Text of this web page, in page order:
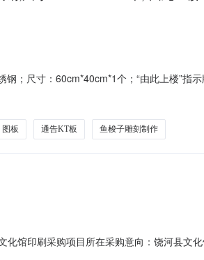
；尺寸：60cm*40cm*1个；“由此上楼”指
Kt板40cm*30cm*3个；道具打卡点路牌雪芙
图板 通告KT板 鱼梭子雕刻制作
馆印刷采购项目所在采购意向：饶河县文